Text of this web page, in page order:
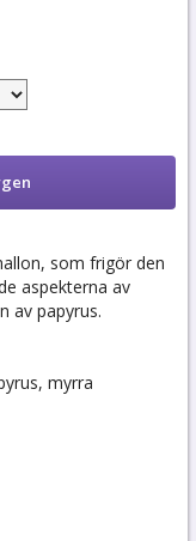
som frigör den
aspekterna av
av papyrus.
myrra